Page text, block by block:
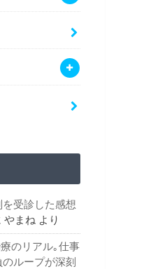
受診した感想
やまね より
のリアル｡仕事
ループが深刻